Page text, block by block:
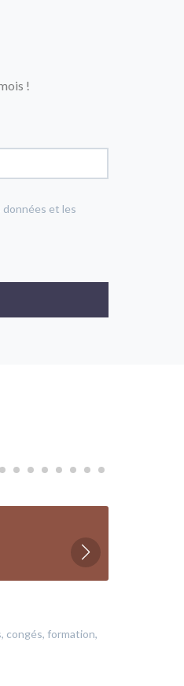
!
et les
congés, formation,